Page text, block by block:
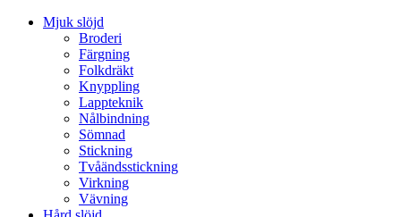
Mjuk slöjd
Broderi
Färgning
Folkdräkt
Knyppling
Lappteknik
Nålbindning
Sömnad
Stickning
Tvåändsstickning
Virkning
Vävning